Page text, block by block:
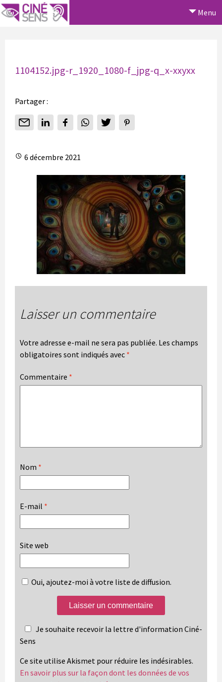
Menu
1104152.jpg-r_1920_1080-f_jpg-q_x-xxyxx
Partager :
6 décembre 2021
Laisser un commentaire
Votre adresse e-mail ne sera pas publiée. Les champs
obligatoires sont indiqués avec *
Commentaire *
Nom *
E-mail *
Site web
Oui, ajoutez-moi à votre liste de diffusion.
Je souhaite recevoir la lettre d'information Ciné-
Sens
Ce site utilise Akismet pour réduire les indésirables.
En savoir plus sur la façon dont les données de vos